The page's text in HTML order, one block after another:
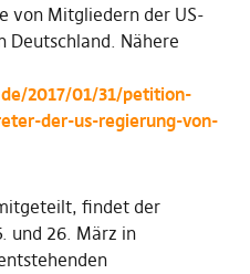
von Mitgliedern der US-
Deutschland. Nähere
2017/01/31/petition-
der-us-regierung-von-
findet der
und 26. März in